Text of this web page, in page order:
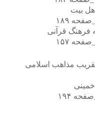
بیت
فرهنگ قرآنی
مذاهب اسلامی
خمینی